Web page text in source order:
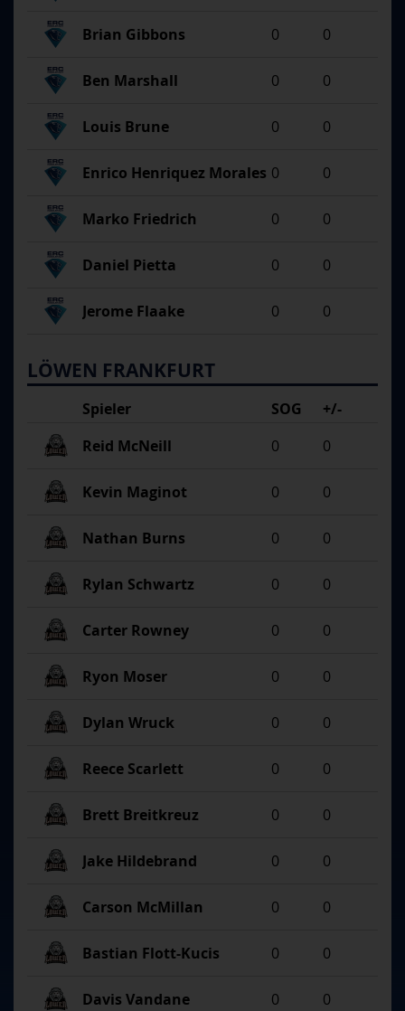
Brian Gibbons 0 0
Ben Marshall 0 0
Louis Brune 0 0
Enrico Henriquez Morales 0 0
Marko Friedrich 0 0
Daniel Pietta 0 0
Jerome Flaake 0 0
LÖWEN FRANKFURT
Spieler SOG
+/-
Reid McNeill
0 0
Kevin Maginot 0 0
Nathan Burns 0 0
Rylan Schwartz 0 0
Carter Rowney 0 0
Ryon Moser 0 0
Dylan Wruck 0 0
Reece Scarlett 0 0
Brett Breitkreuz 0 0
Jake Hildebrand 0 0
Carson McMillan 0 0
Bastian Flott-Kucis 0 0
Davis Vandane 0 0